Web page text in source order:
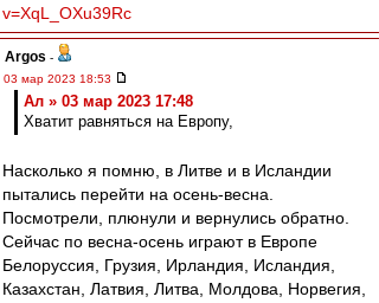
v=XqL_OXu39Rc
Argos -
03 мар 2023 18:53
Ал » 03 мар 2023 17:48
Хватит равняться на Европу,
Насколько я помню, в Литве и в Исландии
пытались перейти на осень-весна.
Посмотрели, плюнули и вернулись обратно.
Сейчас по весна-осень играют в Европе
Белоруссия, Грузия, Ирландия, Исландия,
Казахстан, Латвия, Литва, Молдова, Норвегия,